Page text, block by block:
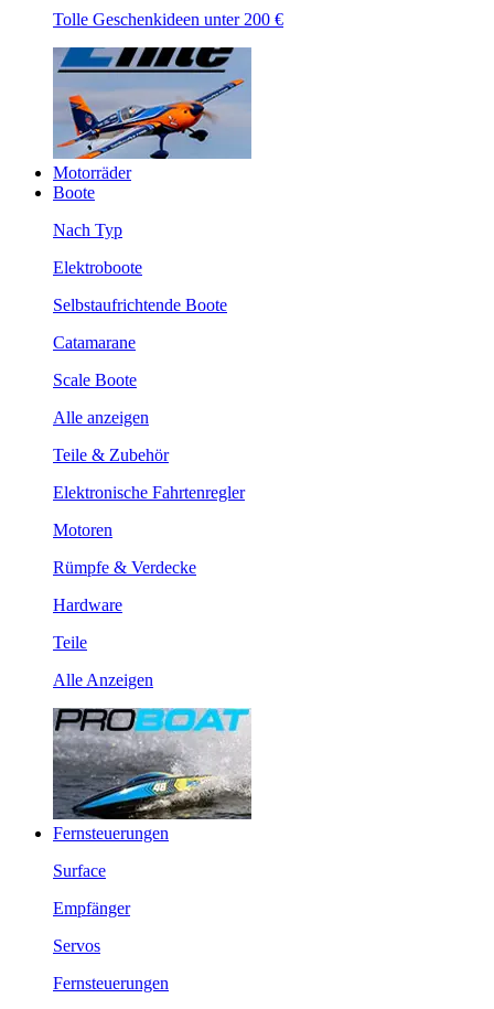
Tolle Geschenkideen unter 200 €
Motorräder
Boote
Nach Typ
Elektroboote
Selbstaufrichtende Boote
Catamarane
Scale Boote
Alle anzeigen
Teile & Zubehör
Elektronische Fahrtenregler
Motoren
Rümpfe & Verdecke
Hardware
Teile
Alle Anzeigen
Fernsteuerungen
Surface
Empfänger
Servos
Fernsteuerungen